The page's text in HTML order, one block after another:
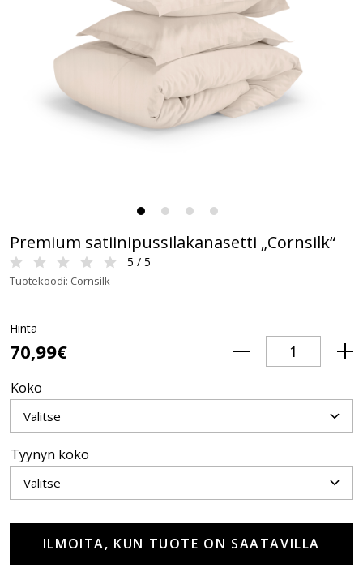
Premium satiinipussilakanasetti „Cornsilk“
5 / 5
Tuotekoodi: Cornsilk
Hinta
70,99€
Koko
Tyynyn koko
ILMOITA, KUN TUOTE ON SAATAVILLA